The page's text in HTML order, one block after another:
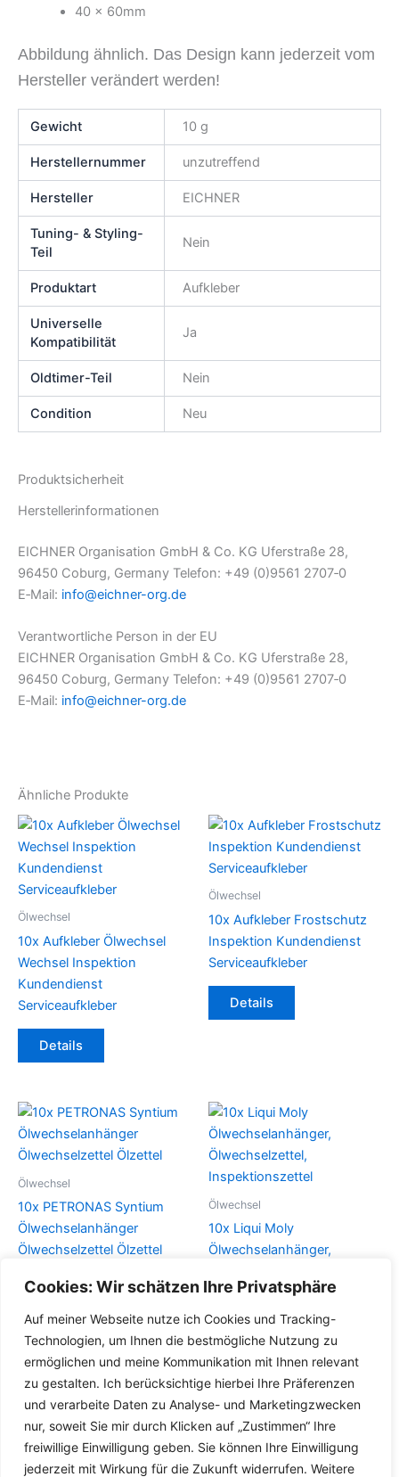
Cookies: Wir schätzen Ihre Privatsphäre
Auf meiner Webseite nutze ich Cookies und Tracking-
Technologien, um Ihnen die bestmögliche Nutzung zu
ermöglichen und meine Kommunikation mit Ihnen relevant
zu gestalten. Ich berücksichtige hierbei Ihre Präferenzen
und verarbeite Daten zu Analyse- und Marketingzwecken
nur, soweit Sie mir durch Klicken auf „Zustimmen“ Ihre
freiwillige Einwilligung geben. Sie können Ihre Einwilligung
jederzeit mit Wirkung für die Zukunft widerrufen. Weitere
40 x 60mm
Abbildung ähnlich. Das Design kann jederzeit vom
Hersteller verändert werden!
Gewicht 10 g
Herstellernummer unzutreffend
Hersteller EICHNER
Tuning- & Styling-
Teil
Nein
Produktart Aufkleber
Universelle
Kompatibilität
Ja
Oldtimer-Teil Nein
Condition Neu
Produktsicherheit
Herstellerinformationen
EICHNER Organisation GmbH & Co. KG Uferstraße 28,
96450 Coburg, Germany Telefon: +49 (0)9561 2707‑0
E‑Mail: info@eichner-org.de
Verantwortliche Person in der EU
EICHNER Organisation GmbH & Co. KG Uferstraße 28,
96450 Coburg, Germany Telefon: +49 (0)9561 2707‑0
E‑Mail: info@eichner-org.de
Ähnliche Produkte
Ölwechsel
10x Aufkleber Ölwechsel
Wechsel Inspektion
Kundendienst
Serviceaufkleber
Details
Ölwechsel
10x Aufkleber Frostschutz
Inspektion Kundendienst
Serviceaufkleber
Details
Ölwechsel
10x PETRONAS Syntium
Ölwechselanhänger
Ölwechselzettel Ölzettel
Details
Ölwechsel
10x Liqui Moly
Ölwechselanhänger,
Inspektionszettel
Details